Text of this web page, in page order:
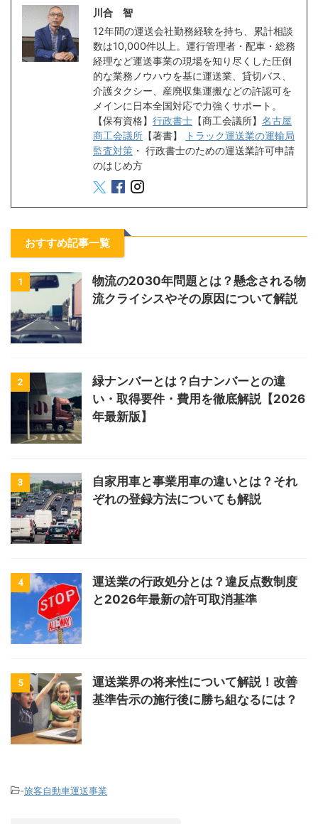
川合 智
12年間の運送会社勤務経験を持ち、累計相談
数は10,000件以上。運行管理者・配車・総務
経理など運送事業の現場を知り尽くした圧倒
的な業務ノウハウを基に運送業、貸切バス、
介護タクシー、産廃収集運搬などの許認可を
メインに日本全国対応で力強くサポート。
【保有資格】 行政書士 【商工会議所】 名古屋
商工会議所 【著書】
トラック運送業の運輸局
監査対策 ・ 行政書士のための運送業許可申請
のはじめ方
おすすめ記事一覧
1
物流の2030年問題とは？懸念される物
流クライシスやその原因について解説
2
緑ナンバーとは？白ナンバーとの違
い・取得要件・費用を徹底解説【2026
年最新版】
3
自家用車と事業用車の違いとは？それ
ぞれの登録方法についても解説
4
運送業の行政処分とは？違反点数制度
と2026年最新の許可取消基準
5
運送業界の将来性について解説！改善
基準告示の施行後に勝ち組なるには？
-旅客自動車運送事業